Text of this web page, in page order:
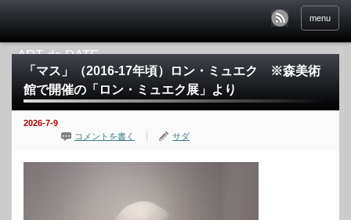
menu
「マス」（2016-17年頃）ロン・ミュエク ※森美術
館で開催の「ロン・ミュエク展」より
2026-7-9
コメントを書く
サダ